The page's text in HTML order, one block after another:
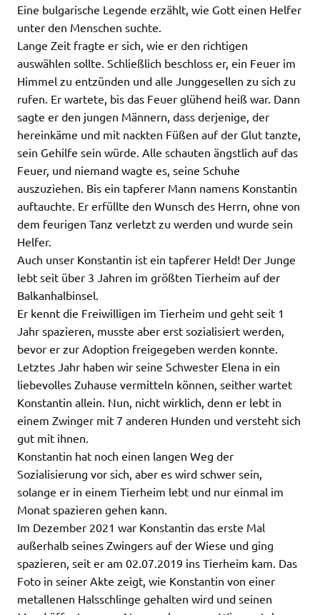
Eine bulgarische Legende erzählt, wie Gott einen Helfer
unter den Menschen suchte.
Lange Zeit fragte er sich, wie er den richtigen
auswählen sollte. Schließlich beschloss er, ein Feuer im
Himmel zu entzünden und alle Junggesellen zu sich zu
rufen. Er wartete, bis das Feuer glühend heiß war. Dann
sagte er den jungen Männern, dass derjenige, der
hereinkäme und mit nackten Füßen auf der Glut tanzte,
sein Gehilfe sein würde. Alle schauten ängstlich auf das
Feuer, und niemand wagte es, seine Schuhe
auszuziehen. Bis ein tapferer Mann namens Konstantin
auftauchte. Er erfüllte den Wunsch des Herrn, ohne von
dem feurigen Tanz verletzt zu werden und wurde sein
Helfer.
Auch unser Konstantin ist ein tapferer Held! Der Junge
lebt seit über 3 Jahren im größten Tierheim auf der
Balkanhalbinsel.
Er kennt die Freiwilligen im Tierheim und geht seit 1
Jahr spazieren, musste aber erst sozialisiert werden,
bevor er zur Adoption freigegeben werden konnte.
Letztes Jahr haben wir seine Schwester Elena in ein
liebevolles Zuhause vermitteln können, seither wartet
Konstantin allein. Nun, nicht wirklich, denn er lebt in
einem Zwinger mit 7 anderen Hunden und versteht sich
gut mit ihnen.
Konstantin hat noch einen langen Weg der
Sozialisierung vor sich, aber es wird schwer sein,
solange er in einem Tierheim lebt und nur einmal im
Monat spazieren gehen kann.
Im Dezember 2021 war Konstantin das erste Mal
außerhalb seines Zwingers auf der Wiese und ging
spazieren, seit er am 02.07.2019 ins Tierheim kam. Das
Foto in seiner Akte zeigt, wie Konstantin von einer
metallenen Halsschlinge gehalten wird und seinen